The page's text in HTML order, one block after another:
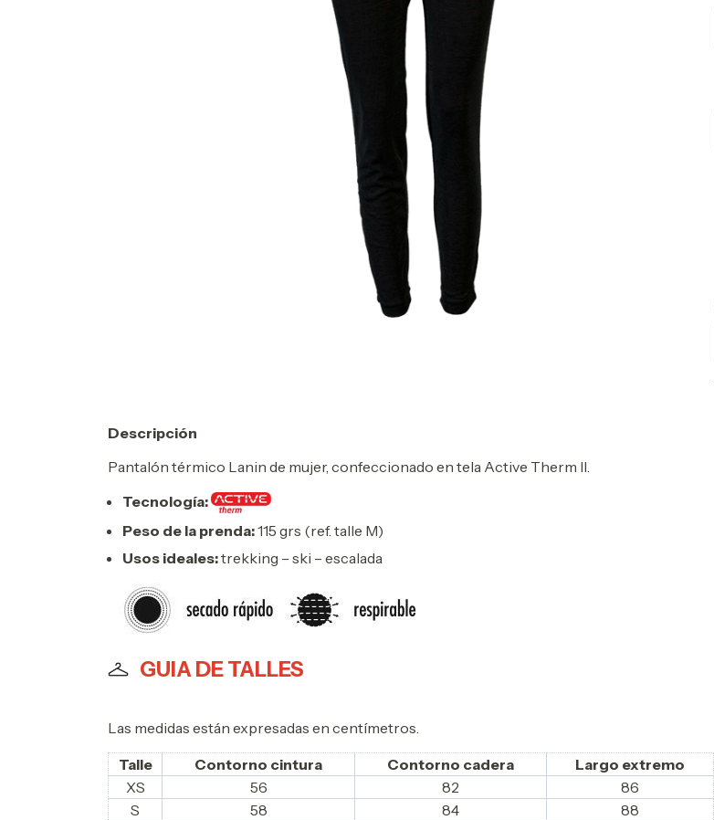
Descripción
Pantalón térmico Lanin de mujer, confeccionado en tela Active Therm II.
Tecnología:
Peso de la prenda:115 grs (ref. talle M)
Usos ideales:trekking – ski – escalada
GUIA DE TALLES
Las medidas están expresadas en centímetros.
Talle
Contorno cintura Contorno cadera
Largo extremo
XS
56 82
86
S
58 84
88